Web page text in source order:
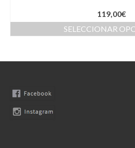
Moda flamenca
Nuestros diseños
119,00€
SELECCIONAR